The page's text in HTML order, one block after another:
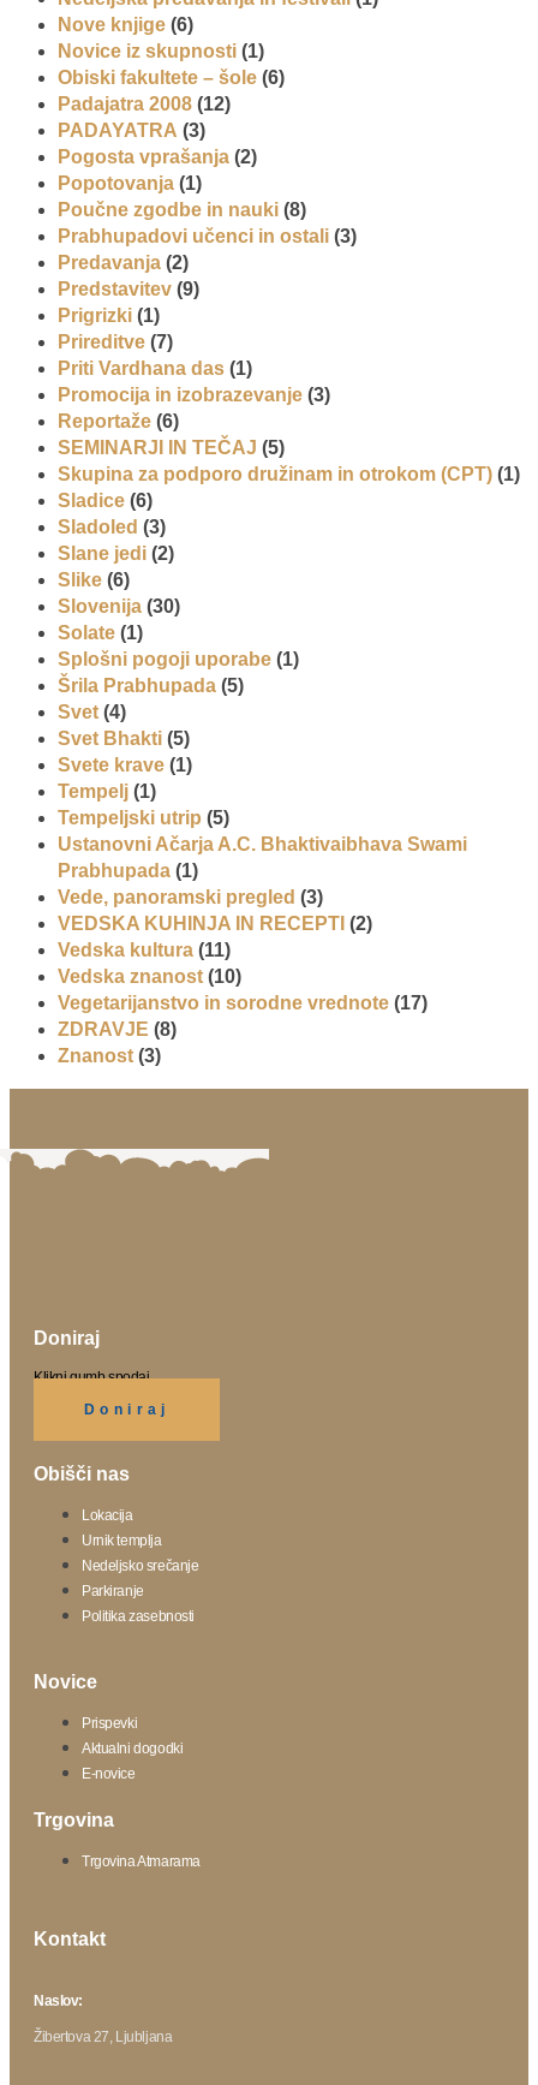
Nove knjige (6)
Novice iz skupnosti (1)
Obiski fakultete – šole (6)
Padajatra 2008 (12)
PADAYATRA (3)
Pogosta vprašanja (2)
Popotovanja (1)
Poučne zgodbe in nauki (8)
Prabhupadovi učenci in ostali (3)
Predavanja (2)
Predstavitev (9)
Prigrizki (1)
Prireditve (7)
Priti Vardhana das (1)
Promocija in izobrazevanje (3)
Reportaže (6)
SEMINARJI IN TEČAJ (5)
Skupina za podporo družinam in otrokom (CPT) (1)
Sladice (6)
Sladoled (3)
Slane jedi (2)
Slike (6)
Slovenija (30)
Solate (1)
Splošni pogoji uporabe (1)
Šrila Prabhupada (5)
Svet (4)
Svet Bhakti (5)
Svete krave (1)
Tempelj (1)
Tempeljski utrip (5)
Ustanovni Ačarja A.C. Bhaktivaibhava Swami
Prabhupada (1)
Vede, panoramski pregled (3)
VEDSKA KUHINJA IN RECEPTI (2)
Vedska kultura (11)
Vedska znanost (10)
Vegetarijanstvo in sorodne vrednote (17)
ZDRAVJE (8)
Znanost (3)
Doniraj
Klikni gumb spodaj.
Doniraj
Obišči nas
Lokacija
Urnik templja
Nedeljsko srečanje
Parkiranje
Politika zasebnosti
Novice
Prispevki
Aktualni dogodki
E-novice
Trgovina
Trgovina Atmarama
Kontakt
Naslov:
Žibertova 27, Ljubljana